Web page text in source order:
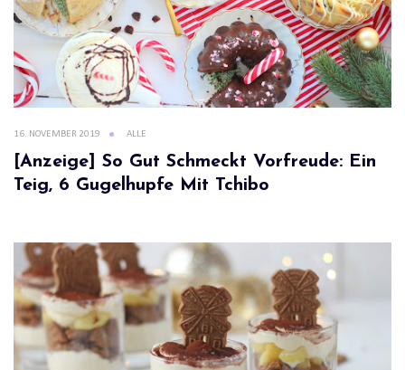
16. NOVEMBER 2019 ALLE
[Anzeige] So Gut Schmeckt Vorfreude: Ein
Teig, 6 Gugelhupfe Mit Tchibo